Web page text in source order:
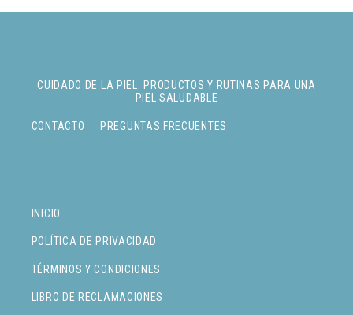
INICIO
POLÍTICA DE PRIVACIDAD
TÉRMINOS Y CONDICIONES
LIBRO DE RECLAMACIONES
CUIDADO DE LA PIEL: PRODUCTOS Y RUTINAS PARA UNA
PIEL SALUDABLE
CONTACTO PREGUNTAS FRECUENTES